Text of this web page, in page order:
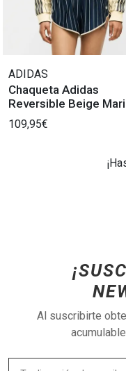
ADIDAS
Chaqueta Adidas
Reversible Beige
109,95€
Al suscribirte